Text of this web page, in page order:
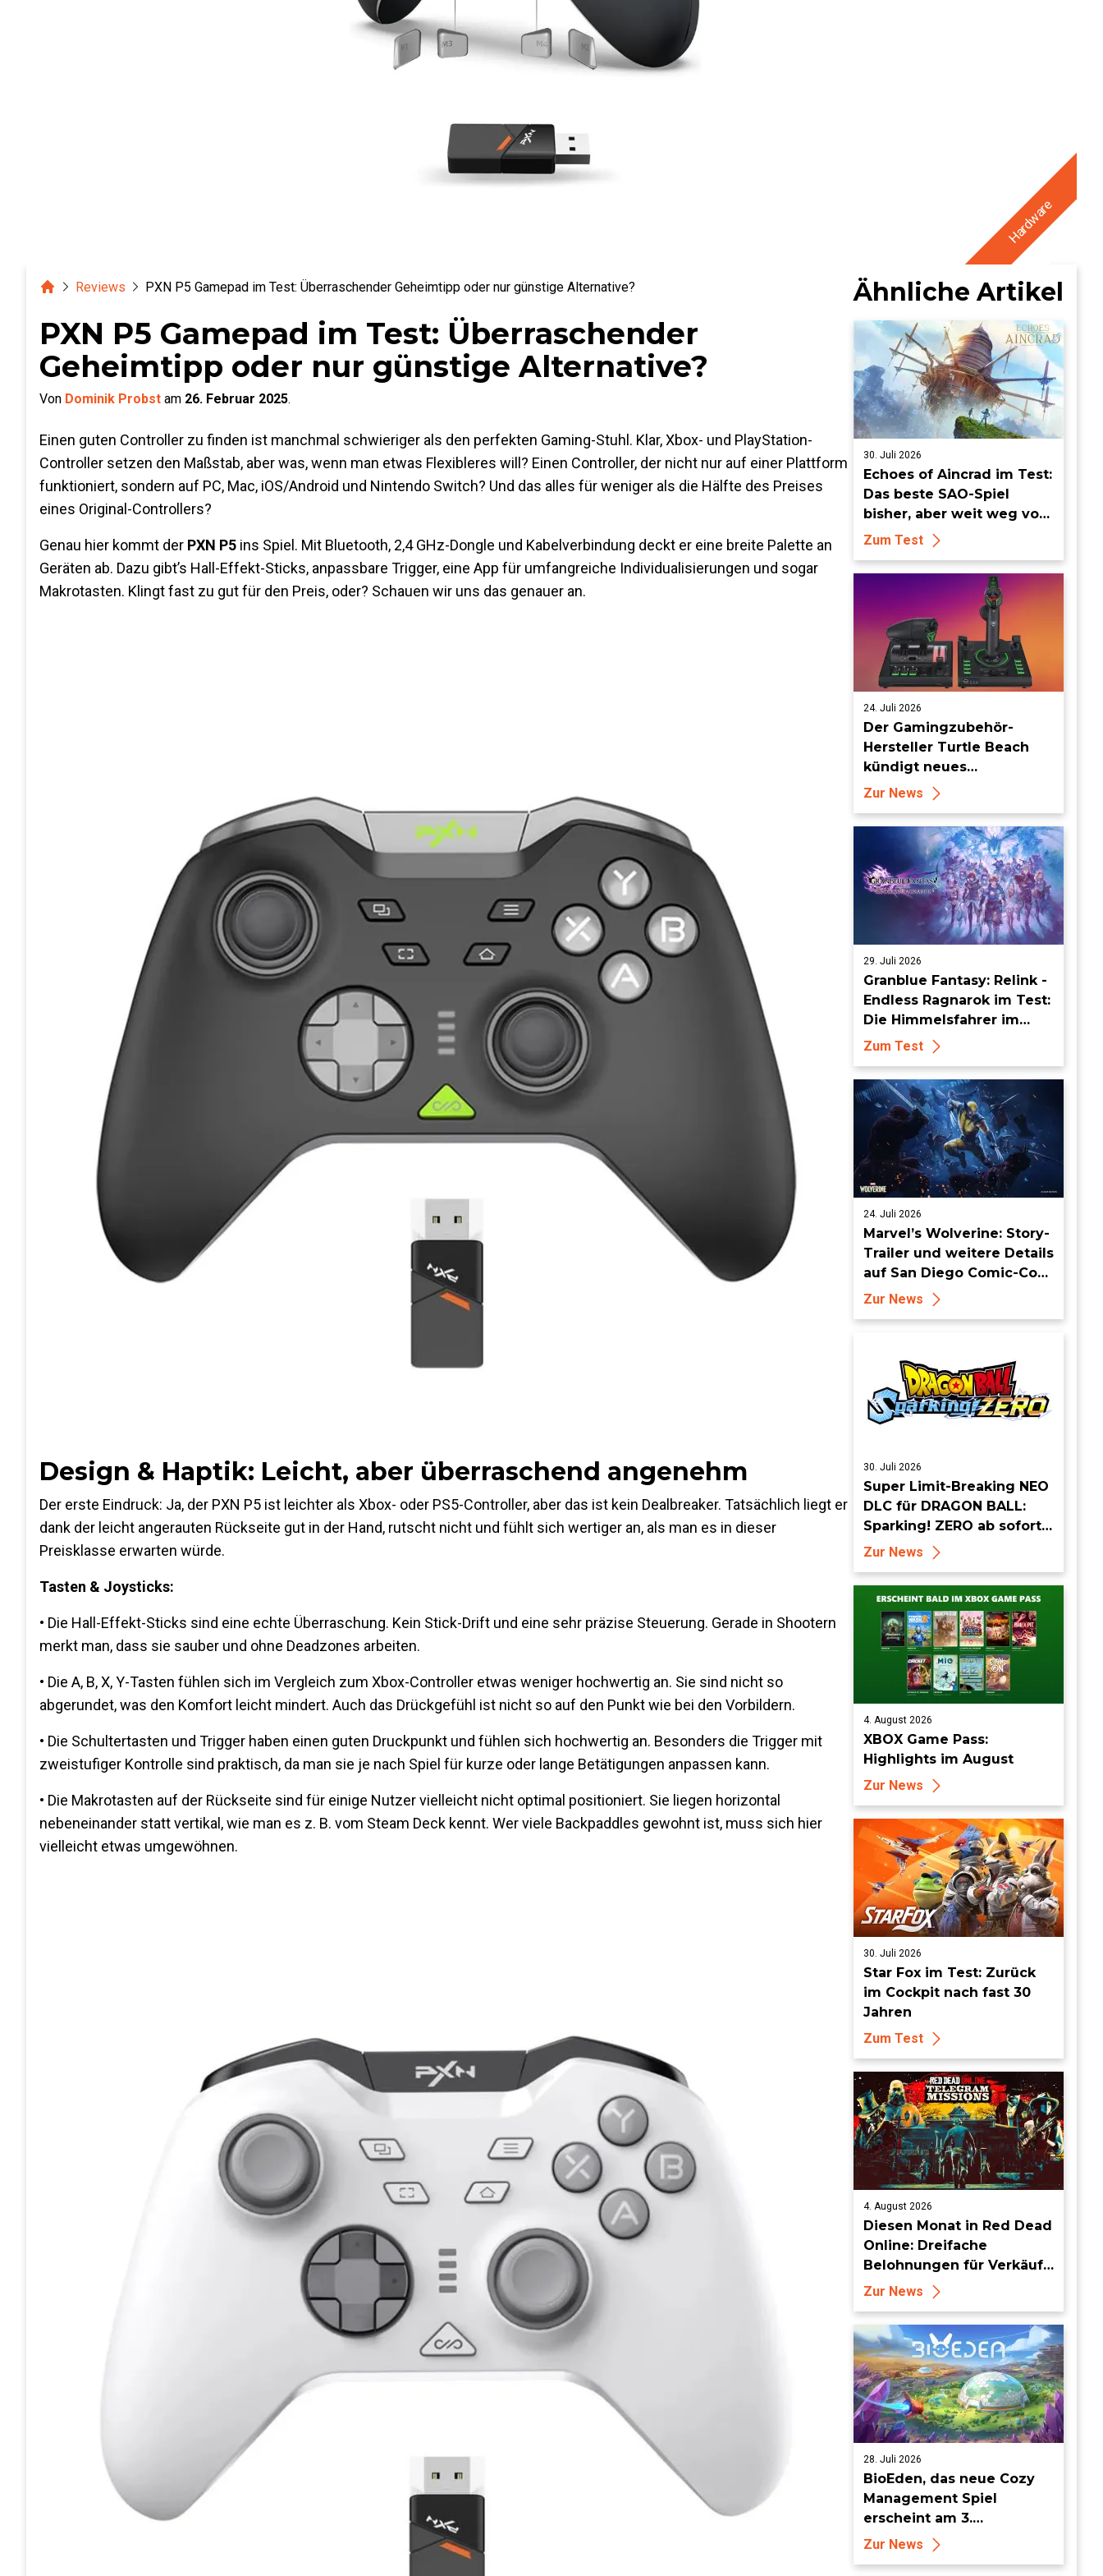
Hardware
HomeReviews PXN P5 Gamepad im Test: Überraschender Geheimtipp oder nur günstige Alternative?
PXN P5 Gamepad im Test: Überraschender
Geheimtipp oder nur günstige Alternative?
Von Dominik Probst am 26. Februar 2025.
Einen guten Controller zu finden ist manchmal schwieriger als den perfekten Gaming-Stuhl. Klar, Xbox- und PlayStation-
Controller setzen den Maßstab, aber was, wenn man etwas Flexibleres will? Einen Controller, der nicht nur auf einer Plattform
funktioniert, sondern auf PC, Mac, iOS/Android und Nintendo Switch? Und das alles für weniger als die Hälfte des Preises
eines Original-Controllers?
Genau hier kommt der PXN P5 ins Spiel. Mit Bluetooth, 2,4 GHz-Dongle und Kabelverbindung deckt er eine breite Palette an
Geräten ab. Dazu gibt’s Hall-Effekt-Sticks, anpassbare Trigger, eine App für umfangreiche Individualisierungen und sogar
Makrotasten. Klingt fast zu gut für den Preis, oder? Schauen wir uns das genauer an.
Design & Haptik: Leicht, aber überraschend angenehm
Der erste Eindruck: Ja, der PXN P5 ist leichter als Xbox- oder PS5-Controller, aber das ist kein Dealbreaker. Tatsächlich liegt er
dank der leicht angerauten Rückseite gut in der Hand, rutscht nicht und fühlt sich wertiger an, als man es in dieser
Preisklasse erwarten würde.
Tasten & Joysticks:
• Die Hall-Effekt-Sticks sind eine echte Überraschung. Kein Stick-Drift und eine sehr präzise Steuerung. Gerade in Shootern
merkt man, dass sie sauber und ohne Deadzones arbeiten.
• Die A, B, X, Y-Tasten fühlen sich im Vergleich zum Xbox-Controller etwas weniger hochwertig an. Sie sind nicht so
abgerundet, was den Komfort leicht mindert. Auch das Drückgefühl ist nicht so auf den Punkt wie bei den Vorbildern.
• Die Schultertasten und Trigger haben einen guten Druckpunkt und fühlen sich hochwertig an. Besonders die Trigger mit
zweistufiger Kontrolle sind praktisch, da man sie je nach Spiel für kurze oder lange Betätigungen anpassen kann.
• Die Makrotasten auf der Rückseite sind für einige Nutzer vielleicht nicht optimal positioniert. Sie liegen horizontal
nebeneinander statt vertikal, wie man es z. B. vom Steam Deck kennt. Wer viele Backpaddles gewohnt ist, muss sich hier
vielleicht etwas umgewöhnen.
Ähnliche Artikel
30. Juli 2026
Echoes of Aincrad im Test:
Das beste SAO-Spiel
bisher, aber weit weg vom
Meisterwerk
Zum Test
24. Juli 2026
Der Gamingzubehör-
Hersteller Turtle Beach
kündigt neues
Flugsimulationszubehör
Zur News
29. Juli 2026
Granblue Fantasy: Relink -
Endless Ragnarok im Test:
Die Himmelsfahrer im
endlosen Endgame
Zum Test
24. Juli 2026
Marvel’s Wolverine: Story-
Trailer und weitere Details
auf San Diego Comic-Con
enthüllt
Zur News
30. Juli 2026
Super Limit-Breaking NEO
DLC für DRAGON BALL:
Sparking! ZERO ab sofort
erhältlich
Zur News
4. August 2026
XBOX Game Pass:
Highlights im August
Zur News
30. Juli 2026
Star Fox im Test: Zurück
im Cockpit nach fast 30
Jahren
Zum Test
4. August 2026
Diesen Monat in Red Dead
Online: Dreifache
Belohnungen für Verkäufe
von Sammlersätzen und
das Entdecken von
Sammlerstücken, in
Telegramm-Missionen
und mehr
Zur News
28. Juli 2026
BioEden, das neue Cozy
Management Spiel
erscheint am 3.
September für PS5, Xbox
Series, Nintendo Switch 2
Zur News